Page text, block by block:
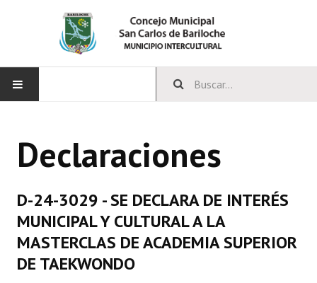
CONCEJO
Integrantes del Concejo
Comisiones Permanentes
Comisiones Especiales
Declaraciones
D-24-3029 - SE DECLARA DE INTERÉS
MUNICIPAL Y CULTURAL A LA
MASTERCLAS DE ACADEMIA SUPERIOR
DE TAEKWONDO